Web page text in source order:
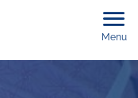
Menu